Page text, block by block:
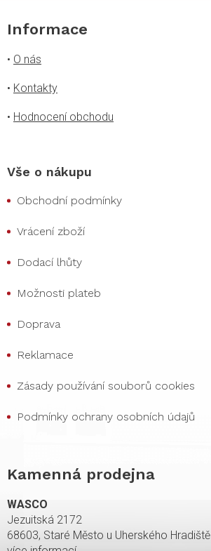
Informace
• O nás
• Kontakty
• Hodnocení obchodu
Vše o nákupu
Obchodní podmínky
Vrácení zboží
Dodací lhůty
Možnosti plateb
Doprava
Reklamace
Zásady používání souborů cookies
Podmínky ochrany osobních údajů
Kamenná prodejna
WASCO
Jezuitská 2172
68603, Staré Město u Uherského Hradiště